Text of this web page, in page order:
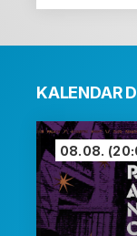
KALENDAR
08.08.